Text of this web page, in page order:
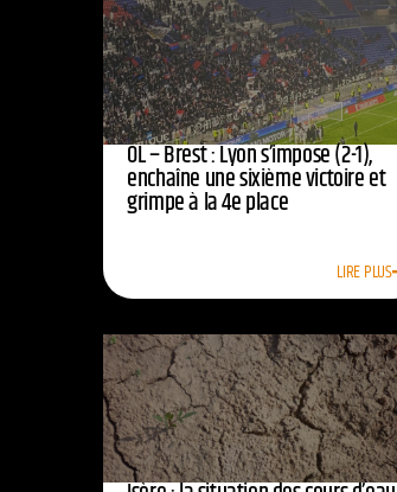
OL – Brest : Lyon s’impose (2-1),
enchaîne une sixième victoire et
grimpe à la 4e place
LIRE PLUS